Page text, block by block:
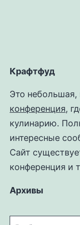
Крафтфуд
Это небольшая,
конференция,
кулинарию.
интересные
Сайт
конференция и
Архивы